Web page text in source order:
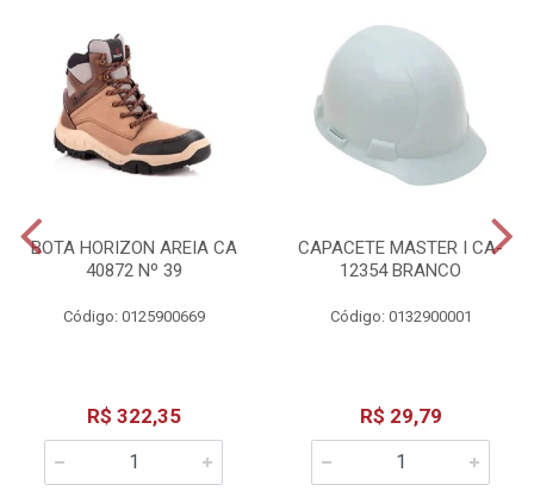
BOTA HORIZON AREIA CA
40872 Nº 39
Código: 0125900669
R$ 322,35
CAPACETE MASTER I CA-
12354 BRANCO
Código: 0132900001
R$ 29,79